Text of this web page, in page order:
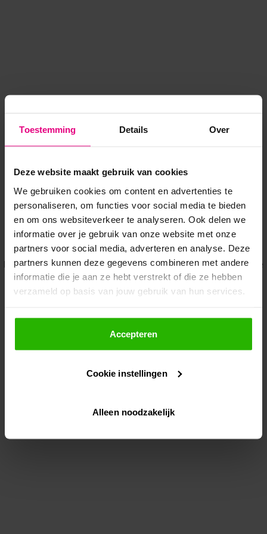
Toestemming Details Over
Deze website maakt gebruik van cookies
We gebruiken cookies om content en advertenties te
personaliseren, om functies voor social media te bieden
en om ons websiteverkeer te analyseren. Ook delen we
informatie over je gebruik van onze website met onze
partners voor social media, adverteren en analyse. Deze
partners kunnen deze gegevens combineren met andere
informatie die je aan ze hebt verstrekt of die ze hebben
verzameld op basis van jouw gebruik van hun services.
Als je op "Accepteer" klikt, dan geef je Voordeeluitjes.nl
toestemming om cookies voor social media en
gepersonaliseerde advertenties te plaatsen.
Lees hier meer over in onsprivacybeleid
Via "Cookie instellingen" kun je ook zelf instellen welke
Accepteren
Cookie instellingen
Alleen noodzakelijk
Application error: a client-side exception has occurred while
loadingwww.voordeeluitjes.nl (see the browser console for more
information).